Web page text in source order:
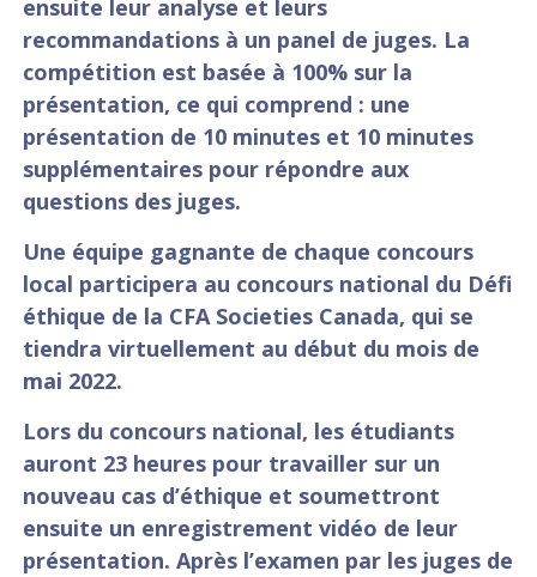
ensuite leur analyse et leurs
recommandations à un panel de juges. La
compétition est basée à 100% sur la
présentation, ce qui comprend : une
présentation de 10 minutes et 10 minutes
supplémentaires pour répondre aux
questions des juges. ​
Une équipe gagnante de chaque concours
local participera au concours national du Défi
éthique de la CFA Societies Canada, qui se
tiendra virtuellement au début du mois de
mai 2022.
Lors du concours national, les étudiants
auront 23 heures pour travailler sur un
nouveau cas d’éthique et soumettront
ensuite un enregistrement vidéo de leur
présentation. Après l’examen par les juges de